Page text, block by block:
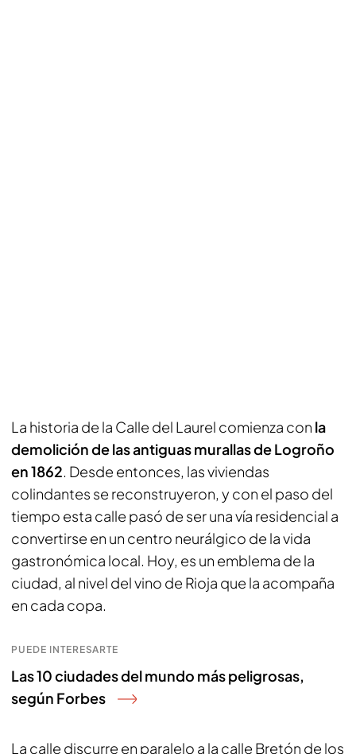
La historia de la Calle del Laurel comienza con la
demolición de las antiguas murallas de Logroño
en 1862. Desde entonces, las viviendas
colindantes se reconstruyeron, y con el paso del
tiempo esta calle pasó de ser una vía residencial a
convertirse en un centro neurálgico de la vida
gastronómica local. Hoy, es un emblema de la
ciudad, al nivel del vino de Rioja que la acompaña
en cada copa.
PUEDE INTERESARTE
Las 10 ciudades del mundo más peligrosas,
según Forbes
La calle discurre en paralelo a la calle Bretón de los